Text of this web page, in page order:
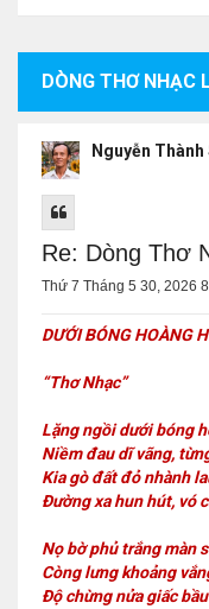
DÒNG THƠ NHẠC
Nguyễn Thành
Re: Dòng Thơ
Thứ 7 Tháng 5 30, 2026
DƯỚI BÓNG HOÀNG
“Thơ Nhạc”
Lặng ngồi dưới bóng
Niềm đau dĩ vãng,
Kia gò đất đỏ nhành
Đường xa hun hút, vó
Nọ bờ phủ trắng màn
Còng lưng khoảng
Độ chừng nửa giấc